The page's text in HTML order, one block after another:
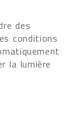
des
conditions
la lumière